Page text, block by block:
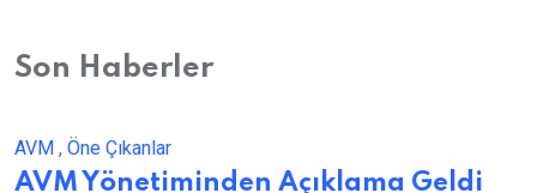
Son Haberler
AVM , Öne Çıkanlar
AVM Yönetiminden Açıklama Geldi